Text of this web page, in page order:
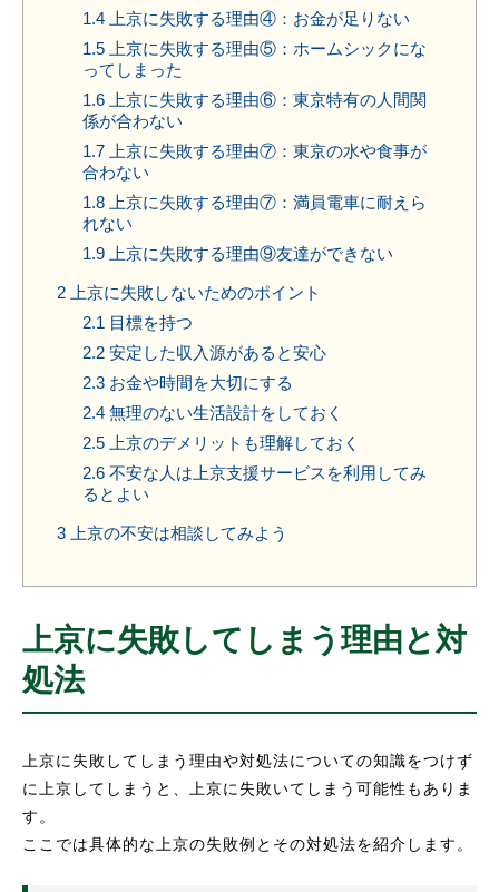
1.4上京に失敗する理由④：お金が足りない
1.5上京に失敗する理由⑤：ホームシックにな
ってしまった
1.6上京に失敗する理由⑥：東京特有の人間関
係が合わない
1.7上京に失敗する理由⑦：東京の水や食事が
合わない
1.8上京に失敗する理由⑦：満員電車に耐えら
れない
1.9上京に失敗する理由⑨友達ができない
2 上京に失敗しないためのポイント
2.1 目標を持つ
2.2安定した収入源があると安心
2.3お金や時間を大切にする
2.4無理のない生活設計をしておく
2.5上京のデメリットも理解しておく
2.6不安な人は上京支援サービスを利用してみ
るとよい
3 上京の不安は相談してみよう
上京に失敗してしまう理由と対
処法
上京に失敗してしまう理由や対処法についての知識をつけず
に上京してしまうと、上京に失敗いてしまう可能性もありま
す。
ここでは具体的な上京の失敗例とその対処法を紹介します。